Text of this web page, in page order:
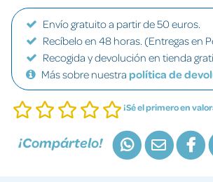
Envío gratuito a partir de 50 euros.
Recíbelo en 48 horas. (Entregas en
Recogida y devolución en tienda
Más sobre nuestra política de
¡Sé el primero en
¡Compártelo!